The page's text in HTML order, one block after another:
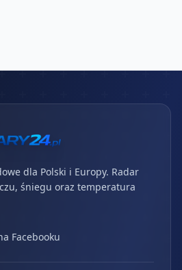
dla Polski i Europy. Radar
śniegu oraz temperatura
Facebooku